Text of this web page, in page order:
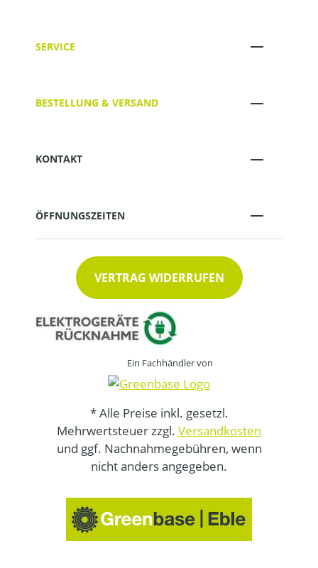
SERVICE
BESTELLUNG & VERSAND
KONTAKT
ÖFFNUNGSZEITEN
VERTRAG WIDERRUFEN
Ein Fachhändler von
* Alle Preise inkl. gesetzl.
Mehrwertsteuer zzgl. Versandkosten
und ggf. Nachnahmegebühren, wenn
nicht anders angegeben.